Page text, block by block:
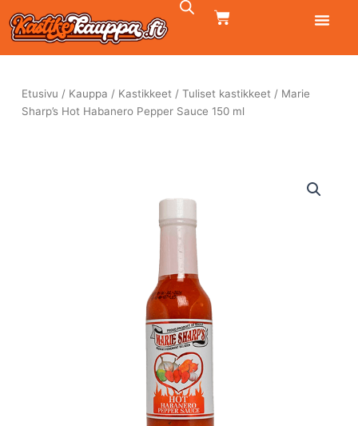
Siirry
sisältöön
CART
Etusivu / Kauppa / Kastikkeet/ Tuliset kastikkeet/ Marie
Sharp’s Hot Habanero Pepper Sauce 150 ml